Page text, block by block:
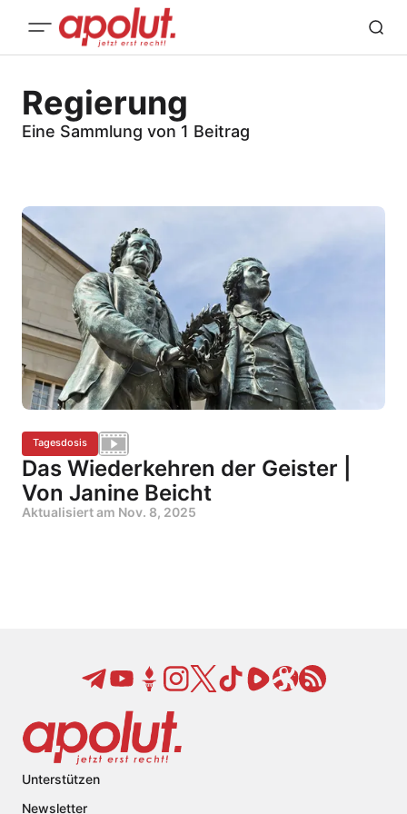
Regierung
Eine Sammlung von 1 Beitrag
Tagesdosis
Das Wiederkehren der Geister |
Von Janine Beicht
Aktualisiert am Nov. 8, 2025
Unterstützen
Newsletter